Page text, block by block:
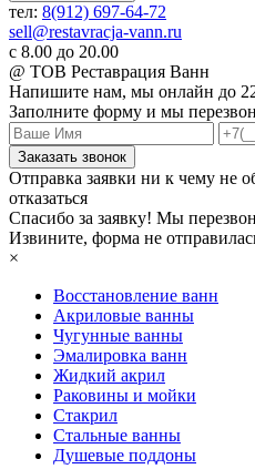
тел: 8(912) 697-64-72
sell@restavracja-vann.ru
с 8.00 до 20.00
@ ТОВ Реставрация Ванн
Напишите нам, мы онлайн до
Заполните форму и мы
Заказать звонок
Отправка заявки ни к чему не
отказаться
Спасибо за заявку! Мы
Извините, форма не
×
Восстановление ванн
Акриловые ванны
Чугунные ванны
Эмалировка ванн
Жидкий акрил
Раковины и мойки
Стакрил
Стальные ванны
Душевые поддоны